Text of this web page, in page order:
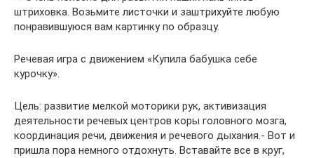
штриховка. Возьмите листочки и заштрихуйте любую
понравившуюся вам картинку по образцу.
Речевая игра с движением «Купила бабушка себе
курочку».
Цель: развитие мелкой моторики рук, активизация
деятельности речевых центров коры головного мозга,
координация речи, движения и речевого дыхания.- Вот и
пришла пора немного отдохнуть. Вставайте все в круг,